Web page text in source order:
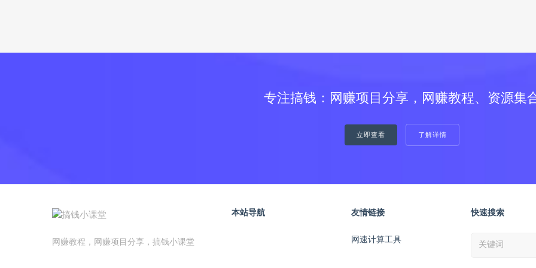
专注搞钱：网赚项目分享，网赚教程、资源集
立即查看 了解详情
网赚教程，网赚项目分享，搞钱小课堂
本站导航 友情链接
网速计算工具
快速搜索